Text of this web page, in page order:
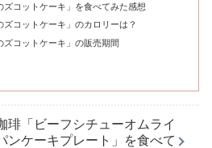
コットケーキ」を食べてみた感想
コットケーキ」のカロリーは？
コットケーキ」の販売期間
琲「ビーフシチューオムライ
ンケーキプレート」を食べて